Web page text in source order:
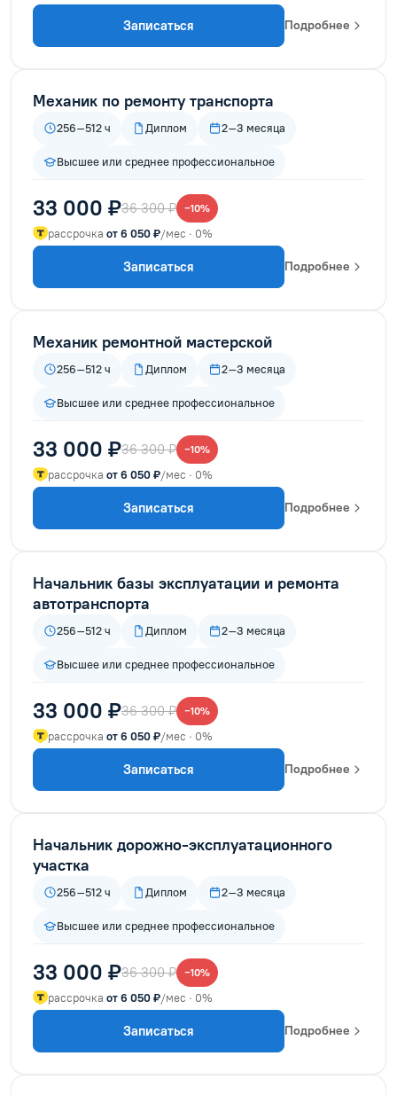
Записаться Подробнее
Механик по ремонту транспорта
256–512 ч Диплом 2–3 месяца
Высшее или среднее профессиональное
33 000 ₽36 300 ₽ −10%
рассрочка от 6 050 ₽/мес · 0%
Записаться Подробнее
Механик ремонтной мастерской
256–512 ч Диплом 2–3 месяца
Высшее или среднее профессиональное
33 000 ₽36 300 ₽ −10%
рассрочка от 6 050 ₽/мес · 0%
Записаться Подробнее
Начальник базы эксплуатации и ремонта
автотранспорта
256–512 ч Диплом 2–3 месяца
Высшее или среднее профессиональное
33 000 ₽36 300 ₽ −10%
рассрочка от 6 050 ₽/мес · 0%
Записаться Подробнее
Начальник дорожно-эксплуатационного
участка
256–512 ч Диплом 2–3 месяца
Высшее или среднее профессиональное
33 000 ₽36 300 ₽ −10%
рассрочка от 6 050 ₽/мес · 0%
Записаться Подробнее